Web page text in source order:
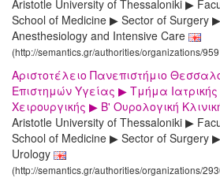
Aristotle University of Thessaloniki ▶
School of Medicine ▶ Sector of Surgery
Anesthesiology and Intensive Care
(http://semantics.gr/authorities/organizations/
Αριστοτέλειο Πανεπιστήμιο
Επιστημών Υγείας ▶ Τμήμα
Χειρουργικής ▶ Β' Ουρολογική
Aristotle University of Thessaloniki ▶
School of Medicine ▶ Sector of Surgery
Urology
(http://semantics.gr/authorities/organizations/